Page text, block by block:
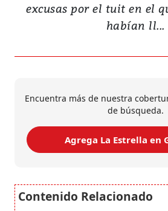
excusas por el tuit en el
habían ll...
Encuentra más de nuestra
de búsqueda.
Agrega La Estrella en